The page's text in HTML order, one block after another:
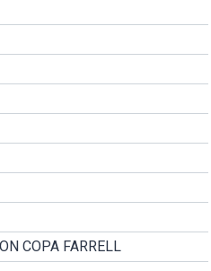
COPA FARRELL